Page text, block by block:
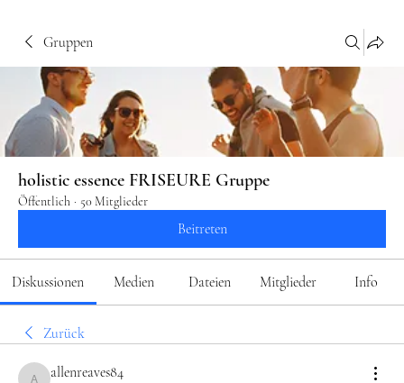
Gruppen
holistic essence FRISEURE Gruppe
Öffentlich · 50 Mitglieder
Beitreten
Diskussionen Medien Dateien Mitglieder Info
Zurück
allenreaves84